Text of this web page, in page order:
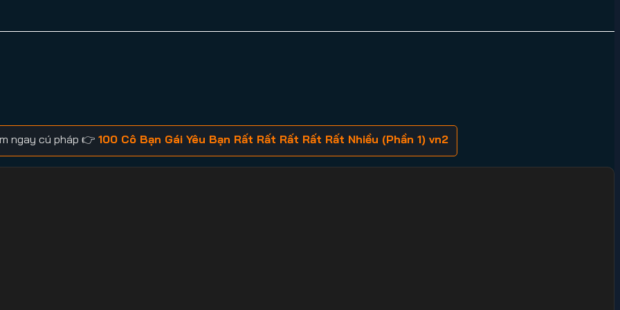
ngay cú pháp 👉 100 Cô Bạn Gái Yêu Bạn Rất Rất Rất Rất Rất Nhiều (Phần 1) vn2